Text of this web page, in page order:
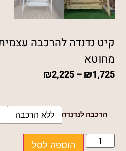
מחוטא
₪1,725
–
₪2,225
הרכבה לנדנדה ללא הרכבה
הוספה לסל